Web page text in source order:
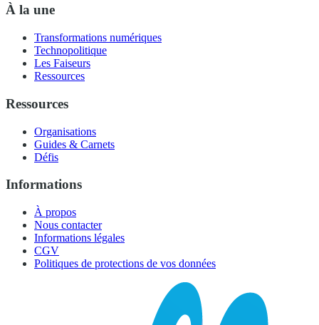
À la une
Transformations numériques
Technopolitique
Les Faiseurs
Ressources
Ressources
Organisations
Guides & Carnets
Défis
Informations
À propos
Nous contacter
Informations légales
CGV
Politiques de protections de vos données